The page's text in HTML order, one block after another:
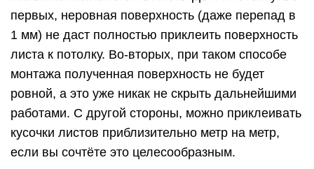
первых, неровная поверхность (даже перепад в
1 мм) не даст полностью приклеить поверхность
листа к потолку. Во-вторых, при таком способе
монтажа полученная поверхность не будет
ровной, а это уже никак не скрыть дальнейшими
работами. С другой стороны, можно приклеивать
кусочки листов приблизительно метр на метр,
если вы сочтёте это целесообразным.